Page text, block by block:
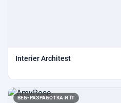
Interier Architest
ВЕБ-РАЗРАБОТКА И IT